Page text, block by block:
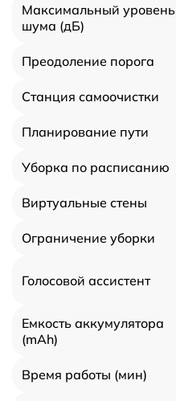
Максимальный уровень
шума (дБ)
Преодоление порога
Станция самоочистки
Планирование пути
Уборка по расписанию
Виртуальные стены
Ограничение уборки
Голосовой ассистент
Емкость аккумулятора
(mAh)
Время работы (мин)